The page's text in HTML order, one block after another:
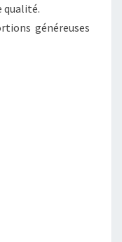
qualité.
généreuses